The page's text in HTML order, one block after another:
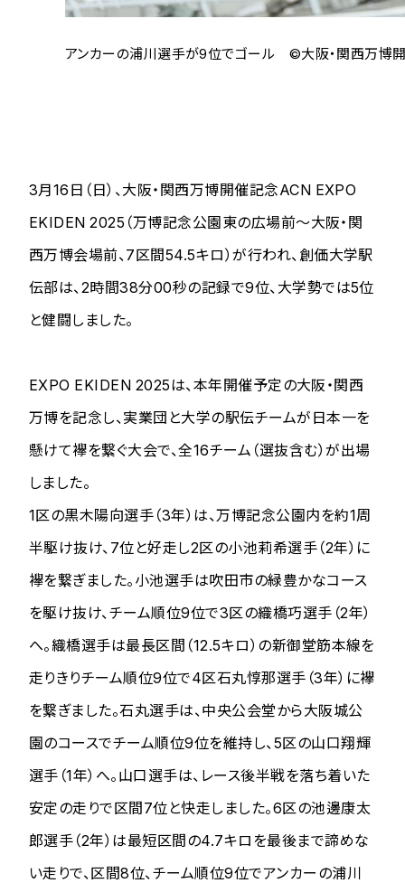
アンカーの浦川選手が9位でゴール ©大阪・関西万博
3月16日（日）、大阪・関西万博開催記念ACN EXPO
EKIDEN 2025（万博記念公園東の広場前～大阪・関
西万博会場前、7区間54.5キロ）が行われ、創価大学駅
伝部は、2時間38分00秒の記録で9位、大学勢では5位
と健闘しました。
EXPO EKIDEN 2025は、本年開催予定の大阪・関西
万博を記念し、実業団と大学の駅伝チームが日本一を
懸けて襷を繋ぐ大会で、全16チーム（選抜含む）が出場
しました。
1区の黒木陽向選手（3年）は、万博記念公園内を約1周
半駆け抜け、7位と好走し2区の小池莉希選手（2年）に
襷を繋ぎました。小池選手は吹田市の緑豊かなコース
を駆け抜け、チーム順位9位で3区の織橋巧選手（2年）
へ。織橋選手は最長区間（12.5キロ）の新御堂筋本線を
走りきりチーム順位9位で4区石丸惇那選手（3年）に襷
を繋ぎました。石丸選手は、中央公会堂から大阪城公
園のコースでチーム順位9位を維持し、5区の山口翔輝
選手（1年）へ。山口選手は、レース後半戦を落ち着いた
安定の走りで区間7位と快走しました。6区の池邊康太
郎選手（2年）は最短区間の4.7キロを最後まで諦めな
い走りで、区間8位、チーム順位9位でアンカーの浦川